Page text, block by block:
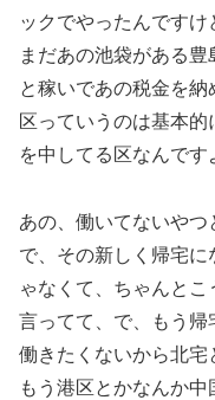
ックでやったんです
まだあの池袋がある
と稼いであの税金を
区っていうのは基本
を中してる区なんです
あの、働いてないや
で、その新しく帰宅
ゃなくて、ちゃんと
言ってて、で、もう帰
働きたくないから北
もう港区とかなんか